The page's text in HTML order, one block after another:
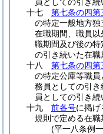
十七
第七条の四第
の特定一般地方
在職期間、職員
職期間及び後の
の引き続いた在職
十八
第七条の四第
の特定公庫等職
務員としての引
員としての引き続
十九
前各号に掲
規則で定める在職
(平一八条例